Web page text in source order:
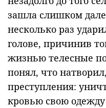
зашла слишком
несколько раз
голове, причинив
жизнью телесные
понял, что
преступления:
кровью свою